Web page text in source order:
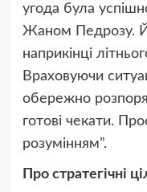
угода була
Жаном Педрозу.
наприкінці
Враховуючи
обережно
готові чекати.
розумінням”.
Про стратегічні